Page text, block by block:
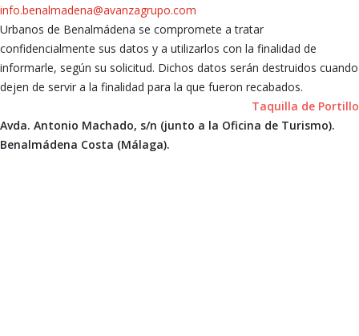
info.benalmadena@avanzagrupo.com
Urbanos de Benalmádena se compromete a tratar
confidencialmente sus datos y a utilizarlos con la finalidad de
informarle, según su solicitud. Dichos datos serán destruidos cuando
dejen de servir a la finalidad para la que fueron recabados.
Taquilla de Portillo
Avda. Antonio Machado, s/n (junto a la Oficina de Turismo).
Benalmádena Costa (Málaga).